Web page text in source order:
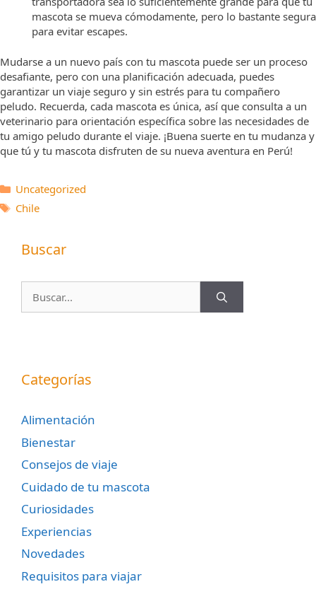
mascota se mueva cómodamente, pero lo bastante segura
para evitar escapes.
Mudarse a un nuevo país con tu mascota puede ser un proceso
desafiante, pero con una planificación adecuada, puedes
garantizar un viaje seguro y sin estrés para tu compañero
peludo. Recuerda, cada mascota es única, así que consulta a un
veterinario para orientación específica sobre las necesidades de
tu amigo peludo durante el viaje. ¡Buena suerte en tu mudanza y
que tú y tu mascota disfruten de su nueva aventura en Perú!
Categorías
Uncategorized
Etiquetas
Chile
Buscar
Categorías
Alimentación
Bienestar
Consejos de viaje
Cuidado de tu mascota
Curiosidades
Experiencias
Novedades
Requisitos para viajar